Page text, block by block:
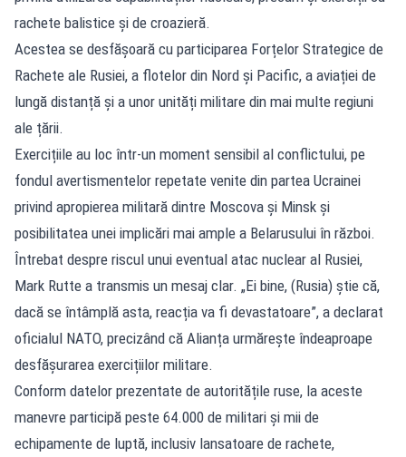
rachete balistice și de croazieră.
Acestea se desfășoară cu participarea Forțelor Strategice de
Rachete ale Rusiei, a flotelor din Nord și Pacific, a aviației de
lungă distanță și a unor unități militare din mai multe regiuni
ale țării.
Exercițiile au loc într-un moment sensibil al conflictului, pe
fondul avertismentelor repetate venite din partea Ucrainei
privind apropierea militară dintre Moscova și Minsk și
posibilitatea unei implicări mai ample a Belarusului în război.
Întrebat despre riscul unui eventual atac nuclear al Rusiei,
Mark Rutte a transmis un mesaj clar. „Ei bine, (Rusia) știe că,
dacă se întâmplă asta, reacția va fi devastatoare”, a declarat
oficialul NATO, precizând că Alianța urmărește îndeaproape
desfășurarea exercițiilor militare.
Conform datelor prezentate de autoritățile ruse, la aceste
manevre participă peste 64.000 de militari și mii de
echipamente de luptă, inclusiv lansatoare de rachete,